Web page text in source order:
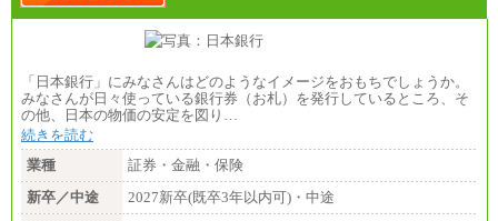
「日本銀行」にみなさんはどのようなイメージをおもちでしょうか。
みなさんが日々使っている銀行券（お札）を発行しているところ、そ
の他、日本の物価の安定を図り…
続きを読む
業種
証券・金融・保険
新卒／中途
2027新卒(既卒3年以内可)・中途